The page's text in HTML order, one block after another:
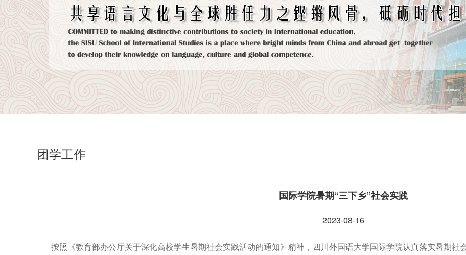
团学工作
国际学院暑期“三下乡”社会实践
2023-08-16
按照《教育部办公厅关于深化高校学生暑期社会实践活动的通知》精神，四川外国语大学国际学院认真落实暑期社